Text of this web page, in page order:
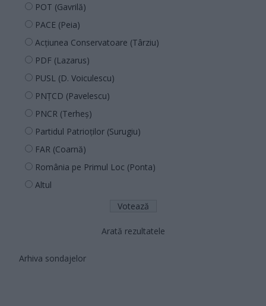
POT (Gavrilă)
PACE (Peia)
Acțiunea Conservatoare (Târziu)
PDF (Lazarus)
PUSL (D. Voiculescu)
PNȚCD (Pavelescu)
PNCR (Terheș)
Partidul Patrioților (Surugiu)
FAR (Coarnă)
România pe Primul Loc (Ponta)
Altul
Arată rezultatele
Arhiva sondajelor